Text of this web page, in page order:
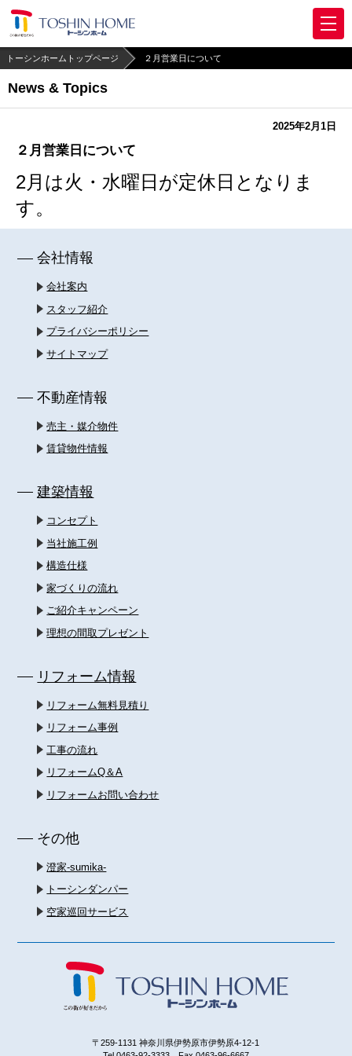
トーシンホームトップページ ２月営業日について
News & Topics
2025年2月1日
２月営業日について
2月は火・水曜日が定休日となりま
す。
会社情報
会社案内
スタッフ紹介
プライバシーポリシー
サイトマップ
不動産情報
売主・媒介物件
賃貸物件情報
建築情報
コンセプト
当社施工例
構造仕様
家づくりの流れ
ご紹介キャンペーン
理想の間取プレゼント
リフォーム情報
リフォーム無料見積り
リフォーム事例
工事の流れ
リフォームQ＆A
リフォームお問い合わせ
その他
澄家-sumika-
トーシンダンパー
空家巡回サービス
〒259-1131 神奈川県伊勢原市伊勢原4-12-1